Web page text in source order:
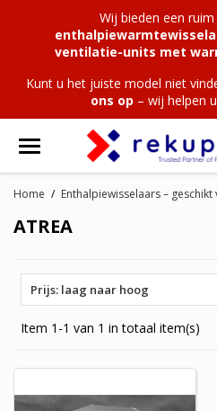
Wij bieden een
ventilatie-units met
Kunt u het juiste model niet
ons op – wij helpen
Home Enthalpiewisselaars –
ATREA
Prijs: laag naar hoog
Item 1-1 van 1 in totaal item(s)